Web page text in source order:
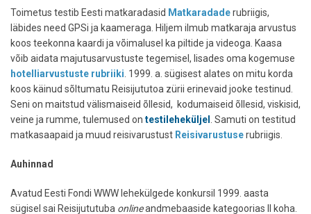
Toimetus testib Eesti matkaradasid Matkaradaderubriigis,
läbides need GPSi ja kaameraga. Hiljem ilmub matkaraja arvustus
koos teekonna kaardi ja võimalusel ka piltide ja videoga. Kaasa
võib aidata majutusarvustuste tegemisel, lisades oma kogemuse
hotelliarvustuste rubriiki . 1999. a. sügisest alates on mitu korda
koos käinud sõltumatu Reisijututoa zürii erinevaid jooke testinud.
Seni on maitstud välismaiseid õllesid, kodumaiseid õllesid, viskisid,
veine ja rumme, tulemused on testileheküljel
. Samuti on testitud
matkasaapaid ja muud reisivarustust Reisivarustuserubriigis.
Auhinnad
Avatud Eesti Fondi WWW lehekülgede konkursil 1999. aasta
sügisel sai Reisijututuba onlineandmebaaside kategoorias II koha.